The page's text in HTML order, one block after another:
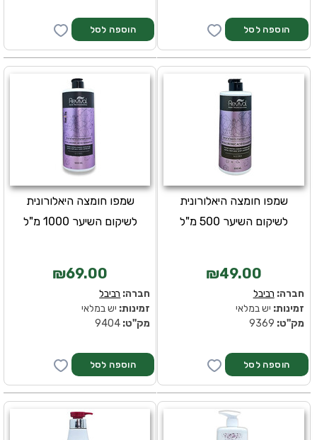
שמפו חומצה היאלורונית
לשיקום השיער 1000 מ"ל
₪69.00
חברה: רביבל
זמינות: יש במלאי
מק''ט:
שמפו חומצה היאלורונית
לשיקום השיער 500 מ"ל
₪49.00
חברה: רביבל
זמינות: יש במלאי
מק''ט: